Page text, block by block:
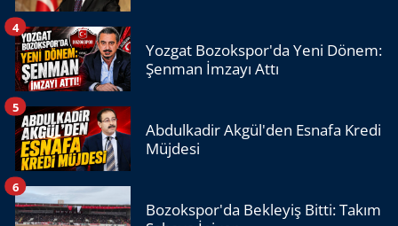
Yozgat Bozokspor'da Yeni Dönem:
Şenman İmzayı Attı
4
Abdulkadir Akgül'den Esnafa Kredi
Müjdesi
5
Bozokspor'da Bekleyiş Bitti: Takım
6